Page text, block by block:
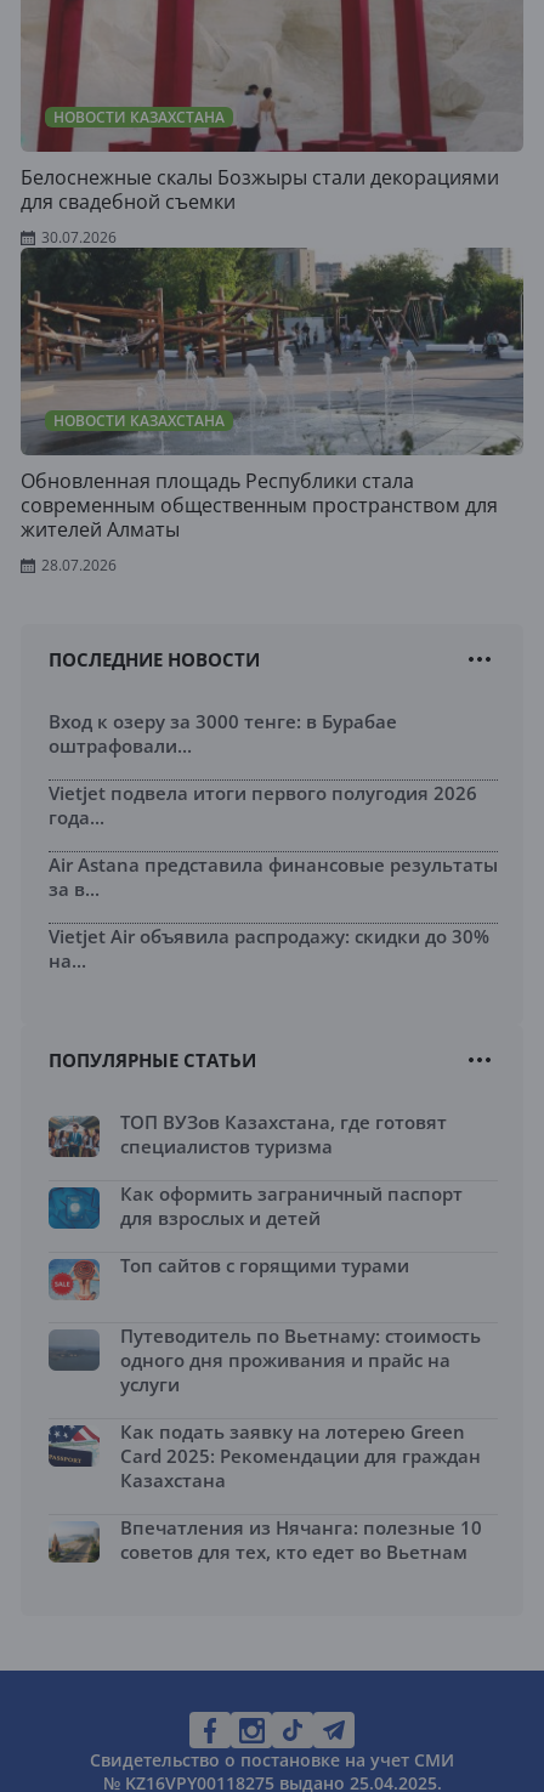
НОВОСТИ КАЗАХСТАНА
Белоснежные скалы Бозжыры стали декорациями
для свадебной съемки
30.07.2026
НОВОСТИ КАЗАХСТАНА
Обновленная площадь Республики стала
современным общественным пространством для
жителей Алматы
28.07.2026
ПОСЛЕДНИЕ НОВОСТИ
Вход к озеру за 3000 тенге: в Бурабае
оштрафовали...
Vietjet подвела итоги первого полугодия 2026
года...
Air Astana представила финансовые результаты
за в...
Vietjet Air объявила распродажу: скидки до 30%
на...
ПОПУЛЯРНЫЕ СТАТЬИ
ТОП ВУЗов Казахстана, где готовят
специалистов туризма
Как оформить заграничный паспорт
для взрослых и детей
Топ сайтов с горящими турами
Путеводитель по Вьетнаму: стоимость
одного дня проживания и прайс на
услуги
Как подать заявку на лотерею Green
Card 2025: Рекомендации для граждан
Казахстана
Впечатления из Нячанга: полезные 10
советов для тех, кто едет во Вьетнам
Свидетельство о постановке на учет СМИ
№ KZ16VPY00118275 выдано 25.04.2025.